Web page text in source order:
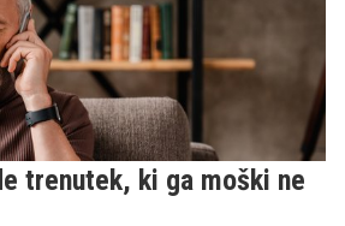
trenutek, ki ga moški ne